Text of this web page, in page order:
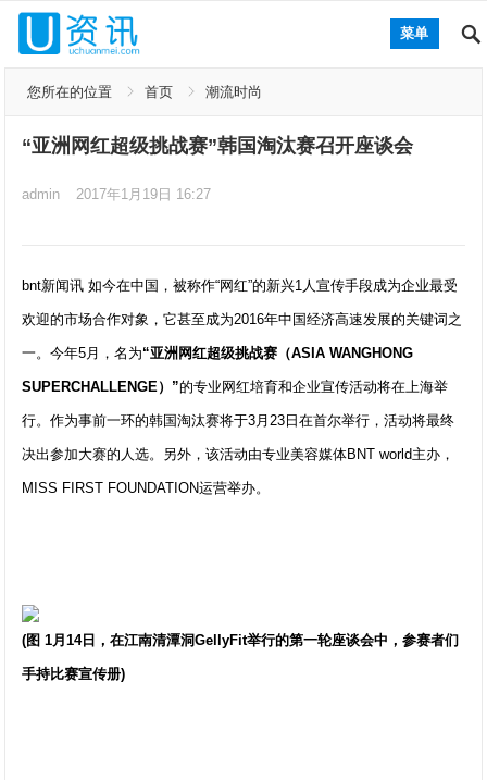
菜单
您所在的位置 首页 潮流时尚
“亚洲网红超级挑战赛”韩国淘汰赛召开座谈会
admin 2017年1月19日 16:27
bnt新闻讯 如今在中国，被称作“网红”的新兴1人宣传手段成为企业最受
欢迎的市场合作对象，它甚至成为2016年中国经济高速发展的关键词之
一。今年5月，名为“亚洲网红超级挑战赛（ASIA WANGHONG
SUPERCHALLENGE）”的专业网红培育和企业宣传活动将在上海举
行。作为事前一环的韩国淘汰赛将于3月23日在首尔举行，活动将最终
决出参加大赛的人选。另外，该活动由专业美容媒体BNT world主办，
MISS FIRST FOUNDATION运营举办。
(图 1月14日，在江南清潭洞GellyFit举行的第一轮座谈会中，参赛者们
手持比赛宣传册)